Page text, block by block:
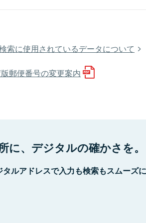
索に使用されているデータについて
郵便番号の変更案内
に、デジタルの確かさを。
タルアドレスで入力も検索もスムーズ